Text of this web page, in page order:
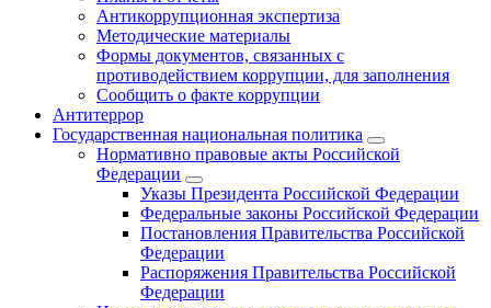
Антикоррупционная экспертиза
Методические материалы
Формы документов, связанных с
противодействием коррупции, для заполнения
Сообщить о факте коррупции
Антитеррор
Государственная национальная политика
Нормативно правовые акты Российской
Федерации
Указы Президента Российской Федерации
Федеральные законы Российской Федерации
Постановления Правительства Российской
Федерации
Распоряжения Правительства Российской
Федерации